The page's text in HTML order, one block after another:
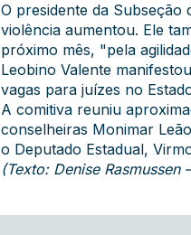
O presidente da
violência aumentou. Ele
próximo mês, "pela
Leobino Valente
vagas para juízes no
A comitiva reuniu
conselheiras Monimar
o Deputado Estadual,
(Texto: Denise Rasmussen